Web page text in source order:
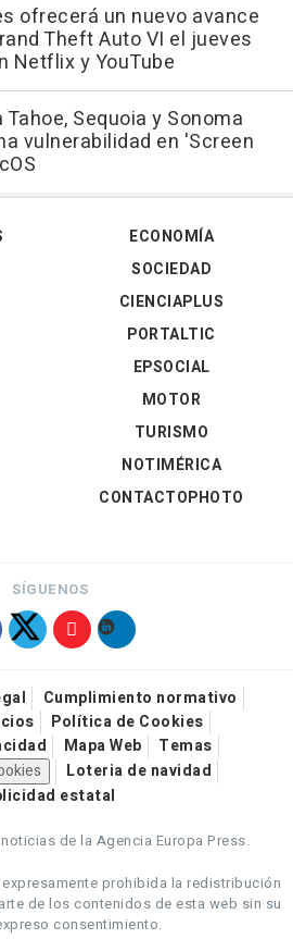
ofrecerá un nuevo avance
Theft Auto VI el jueves
Netflix y YouTube
Sequoia y Sonoma
vulnerabilidad en 'Screen
ECONOMÍA
SOCIEDAD
CIENCIAPLUS
PORTALTIC
EPSOCIAL
MOTOR
TURISMO
NOTIMÉRICA
CONTACTOPHOTO
SÍGUENOS
Cumplimiento normativo
Política de Cookies
Mapa Web
Temas
Loteria de navidad
estatal
de la Agencia Europa Press.
expresamente prohibida la redistribución
de los contenidos de esta web sin su
consentimiento.